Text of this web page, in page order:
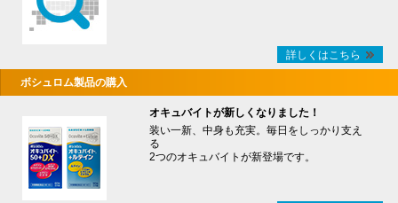
詳しくはこちら
ボシュロム製品の購入
オキュバイトが新しくなりました！
装い一新、中身も充実。毎日をしっかり支え
る
2つのオキュバイトが新登場です。